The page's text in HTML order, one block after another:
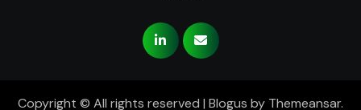
Copyright © All rights reserved | Blogus by Themeansar.